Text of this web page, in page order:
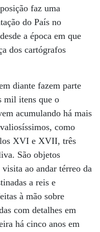
faz uma
do País no
a época em que
dos cartógrafos
diante fazem parte
mil itens que o
acumulando há mais
como
XVI e XVII, três
São objetos
ao andar térreo da
a reis e
à mão sobre
com detalhes em
há cinco anos em